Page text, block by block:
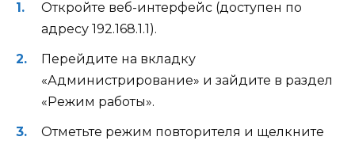
Откройте веб-интерфейс (доступен по
адресу 192.168.1.1).
Перейдите на вкладку
«Администрирование» и зайдите в раздел
«Режим работы».
Отметьте режим повторителя и щелкните